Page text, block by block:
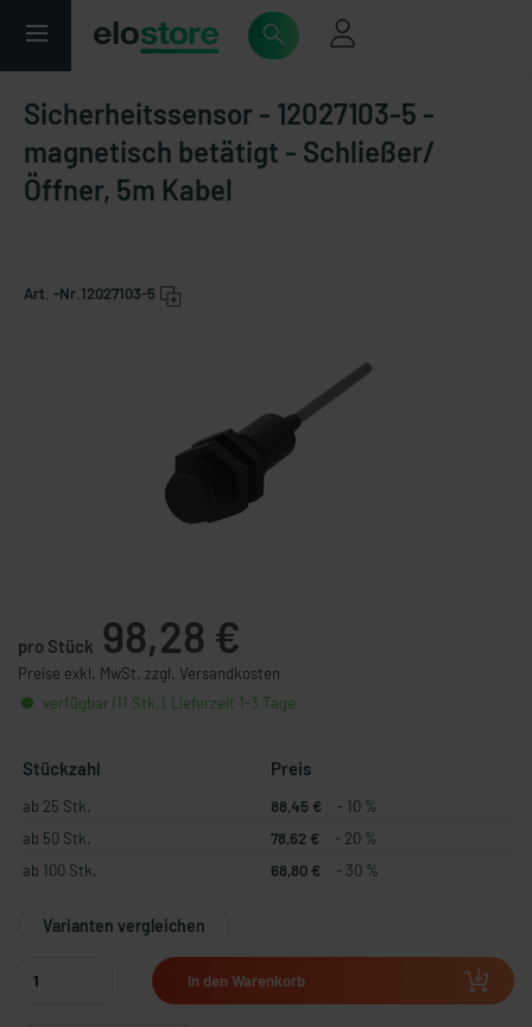
Sicherheitssensor - 12027103-5 -
magnetisch betätigt - Schließer/
Öffner, 5m Kabel
Art. -Nr. 12027103-5
pro Stück 98,28 €
Preise exkl. MwSt. zzgl. Versandkosten
verfügbar (11 Stk.), Lieferzeit 1-3 Tage
Stückzahl Preis
ab 25 Stk. 88,45 €
- 10 %
ab 50 Stk.
78,62 €
- 20 %
ab 100 Stk.
68,80 € - 30 %
Varianten vergleichen
In den Warenkorb